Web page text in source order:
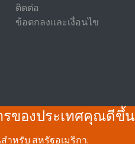
ติดต่อ
ข้อตกลงและเงื่อนไข
รของประเทศคุณดีขึ้น
ำหรับ สหรัฐอเมริกา.